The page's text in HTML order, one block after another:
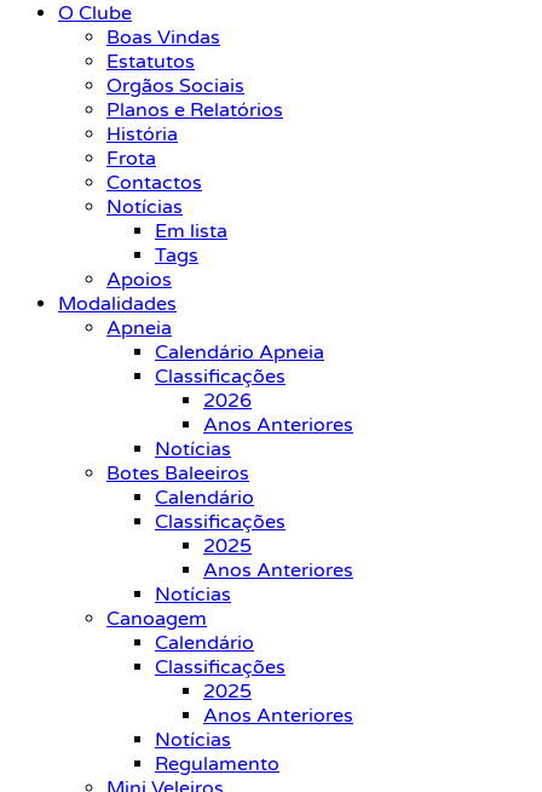
O Clube
Boas Vindas
Estatutos
Orgãos Sociais
Planos e Relatórios
História
Frota
Contactos
Notícias
Em lista
Tags
Apoios
Modalidades
Apneia
Calendário Apneia
Classificações
2026
Anos Anteriores
Notícias
Botes Baleeiros
Calendário
Classificações
2025
Anos Anteriores
Notícias
Canoagem
Calendário
Classificações
2025
Anos Anteriores
Notícias
Regulamento